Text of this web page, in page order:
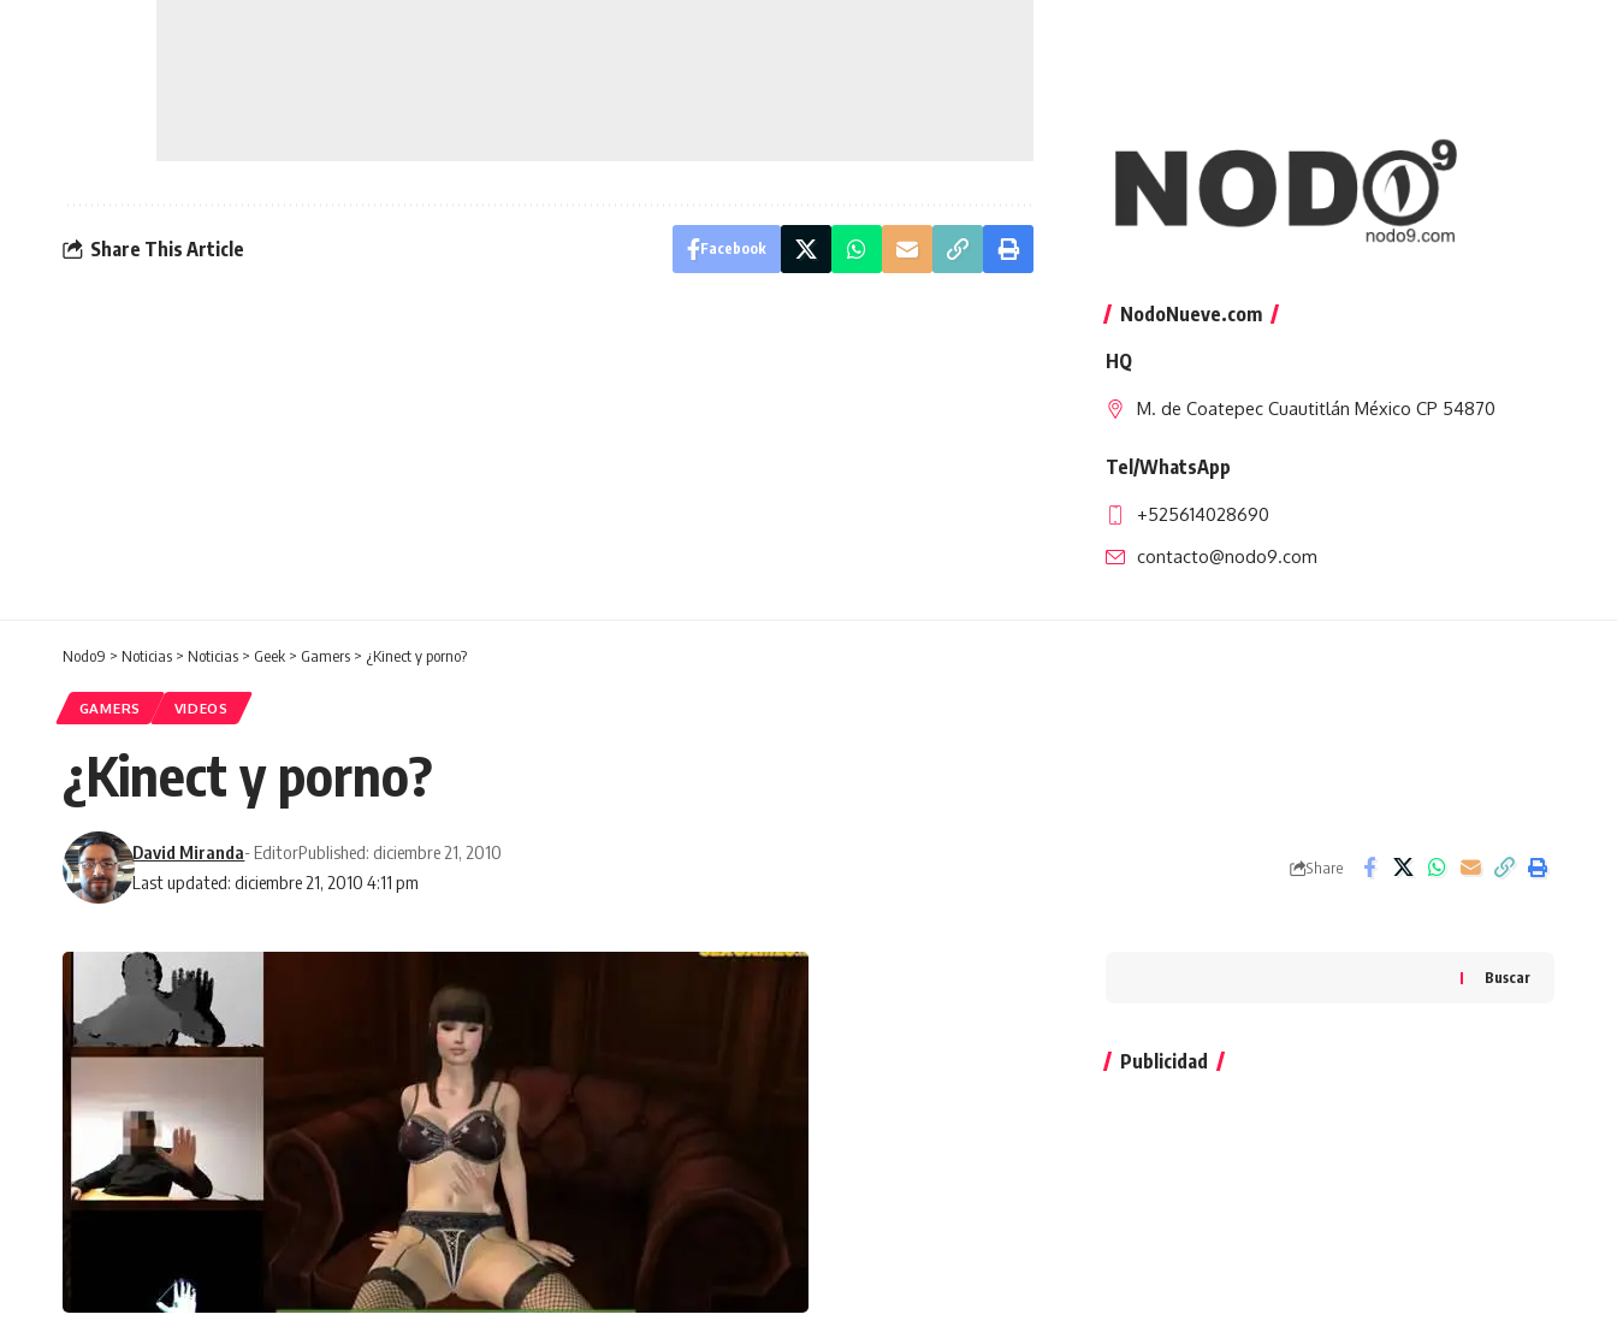
Share This Article Facebook
NodoNueve.com
HQ
M. de Coatepec Cuautitlán México CP 54870
Tel/WhatsApp
+525614028690
contacto@nodo9.com
Nodo9 > Noticias > Noticias > Geek > Gamers > ¿Kinect y porno?
GAMERS VIDEOS
¿Kinect y porno?
Last updated: diciembre 21, 2010 4:11 pm
David Miranda- EditorPublished: diciembre 21, 2010
Share
Buscar
Publicidad